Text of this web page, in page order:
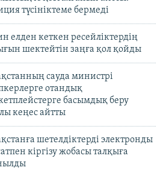
түсініктеме бермеді
елден кеткен ресейліктердің
шектейтін заңға қол қойды
сауда министрі
отандық
басымдық беру
кеңес айтты
шетелдіктерді электронды
кіргізу жобасы талқыға